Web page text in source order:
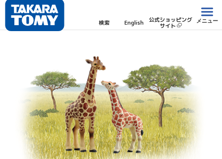
検索 English 公式ショッピング
サイト
メニュー